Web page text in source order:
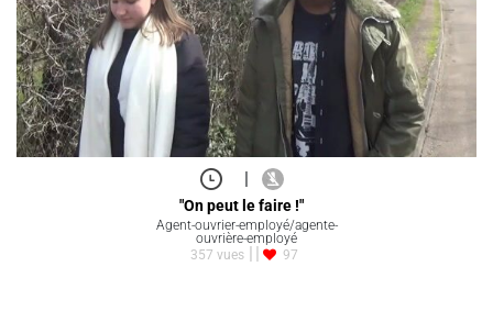
|
"On peut le faire !"
Agent-ouvrier-employé/agente-
ouvrière-employé
357 vues
97